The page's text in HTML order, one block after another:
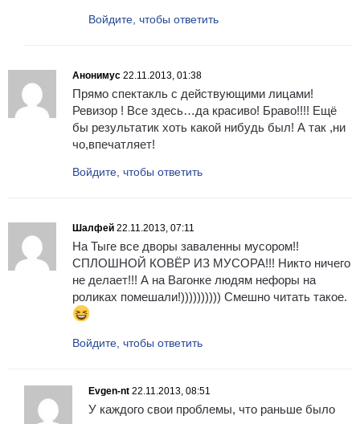
Войдите, чтобы ответить
Анонимус 22.11.2013, 01:38
Прямо спектакль с действующими лицами!
Ревизор ! Все здесь…да красиво! Браво!!!! Ещё
бы результатик хоть какой нибудь был! А так ,ни
чо,впечатляет!
Войдите, чтобы ответить
Шалфей 22.11.2013, 07:11
На Тыге все дворы заваленны мусором!!
СПЛОШНОЙ КОВЁР ИЗ МУСОРА!!! Никто ничего
не делает!!! А на Вагонке людям нефоры на
роликах помешали!)))))))))) Смешно читать такое.
Войдите, чтобы ответить
Evgen-nt 22.11.2013, 08:51
У каждого свои проблемы, что раньше было